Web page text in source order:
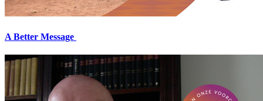
A Better Message